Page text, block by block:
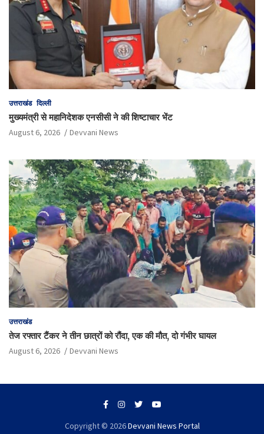
उत्तराखंड दिल्ली
मुख्यमंत्री से महानिदेशक एनसीसी ने की शिष्टाचार भेंट
August 6, 2026 Devvani News
उत्तराखंड
तेज रफ्तार टैंकर ने तीन छात्रों को रौंदा, एक की मौत, दो गंभीर घायल
August 6, 2026 Devvani News
Copyright © 2026Devvani News Portal